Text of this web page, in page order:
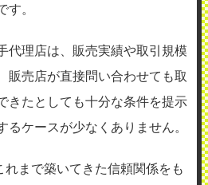
。
代理店は、販売実績や取引規模
販売店が直接問い合わせても取
きたとしても十分な条件を提示
るケースが少なくありません。
れまで築いてきた信頼関係をも